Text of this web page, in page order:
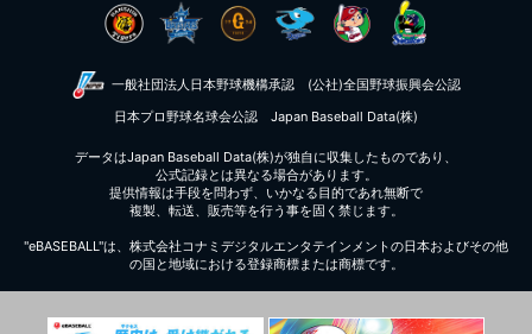
一般社団法人日本野球機構承認
(公社)全国野球振興会公認
日本プロ野球名球会公認
Japan Baseball Data(株)
データはJapan Baseball Data(株)が独自に収集したものであり、
公式記録とは異なる場合があります。
提供情報は手段を問わず、いかなる目的であれ無断で
複製、転送、販売等を行う事を固く禁じます。
"eBASEBALL"は、株式会社コナミデジタルエンタテインメントの日本およびその他
の国と地域における登録商標または商標です。